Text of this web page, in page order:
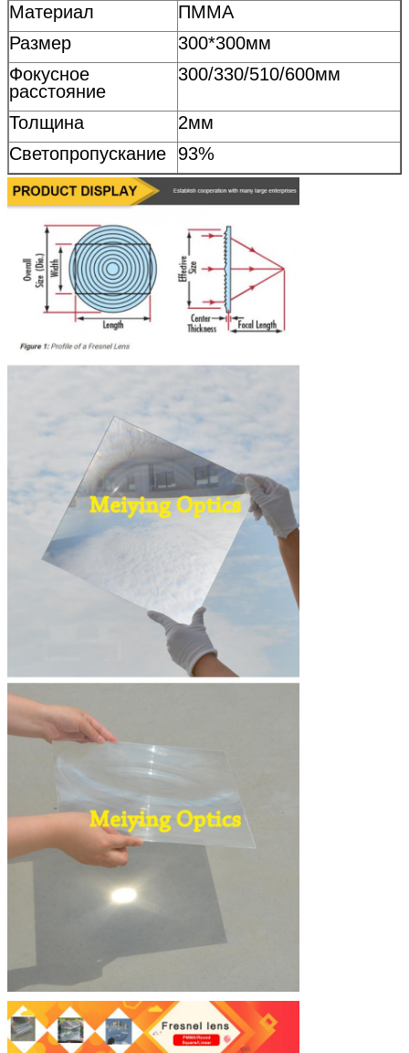
Материал
ПММА
Размер
300*300мм
Фокусное
расстояние
300/330/510/600мм
Толщина
2мм
Светопропускание
93%